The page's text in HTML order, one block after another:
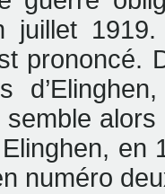
juillet
semble
en
numéro